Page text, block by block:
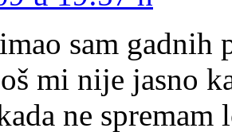
sam gadnih
mi nije jasno
ne spremam